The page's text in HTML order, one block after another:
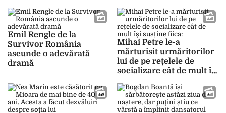
Emil Rengle de la
Survivor România
ascunde o adevărată
dramă
Mihai Petre le-a
mărturisit urmăritorilor
lui de pe rețelele de
socializare cât de mult își
lucruri simple”